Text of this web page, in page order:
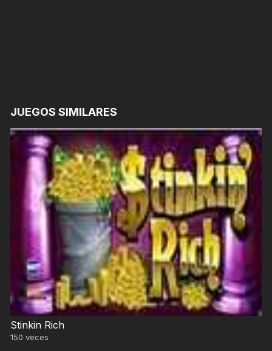
JUEGOS SIMILARES
Stinkin Rich
150 veces